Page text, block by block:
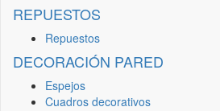
REPUESTOS
Repuestos
DECORACIÓN PARED
Espejos
Cuadros decorativos